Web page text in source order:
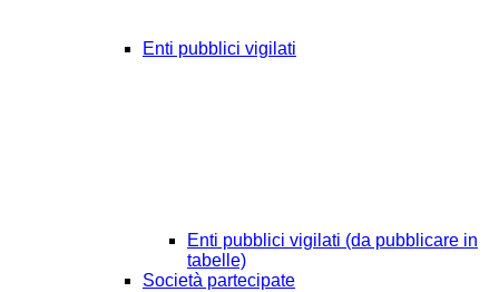
Enti pubblici vigilati
Enti pubblici vigilati (da pubblicare in
tabelle)
Società partecipate